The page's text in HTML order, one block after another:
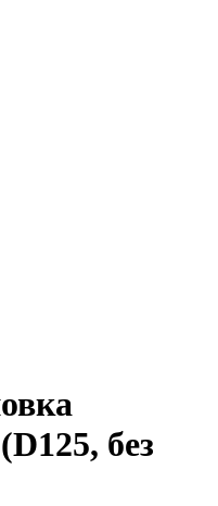
без